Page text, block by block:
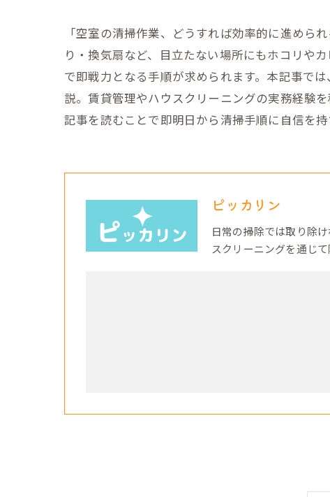
「空室の清掃作業、どうすれば効率的に進めら
り・換気扇など、目立たない場所にもホコリや
で即戦力となる手順が求められます。本記事で
説。賃貸管理やハウスクリーニングの実務経験
記事を読むことで即明日から清掃手順に自信を
ピッカリン
日常の掃除では取り除
スクリーニングを通じ